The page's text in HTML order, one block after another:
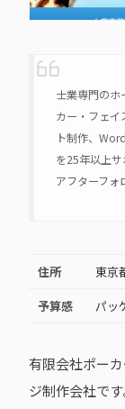
士業専門のホ
カー・フェイ
ト制作、
を25年以上
アフターフォ
住所
東京
予算感
パッ
有限会社ポー
ジ制作会社で